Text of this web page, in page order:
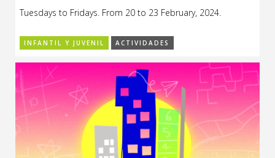
Tuesdays to Fridays. From 20 to 23 February, 2024.
INFANTIL Y JUVENIL ACTIVIDADES